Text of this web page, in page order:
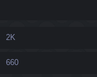
2K
660